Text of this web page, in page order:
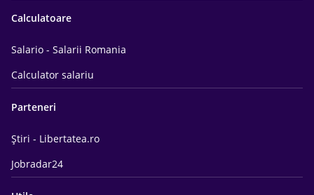
Calculatoare
Salario - Salarii Romania
Calculator salariu
Parteneri
Știri - Libertatea.ro
Jobradar24